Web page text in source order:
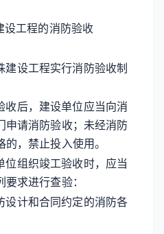
工程的消防验收
设工程实行消防验收制
收后，建设单位应当向消
申请消防验收；未经消防
，禁止投入使用。
组织竣工验收时，应当
求进行查验：
设计和合同约定的消防各